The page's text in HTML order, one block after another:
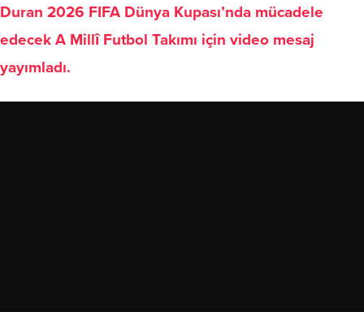
Duran 2026 FIFA Dünya Kupası’nda mücadele
edecek A Millî Futbol Takımı için video mesaj
yayımladı.